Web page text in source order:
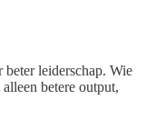
leiderschap. Wie
betere output,